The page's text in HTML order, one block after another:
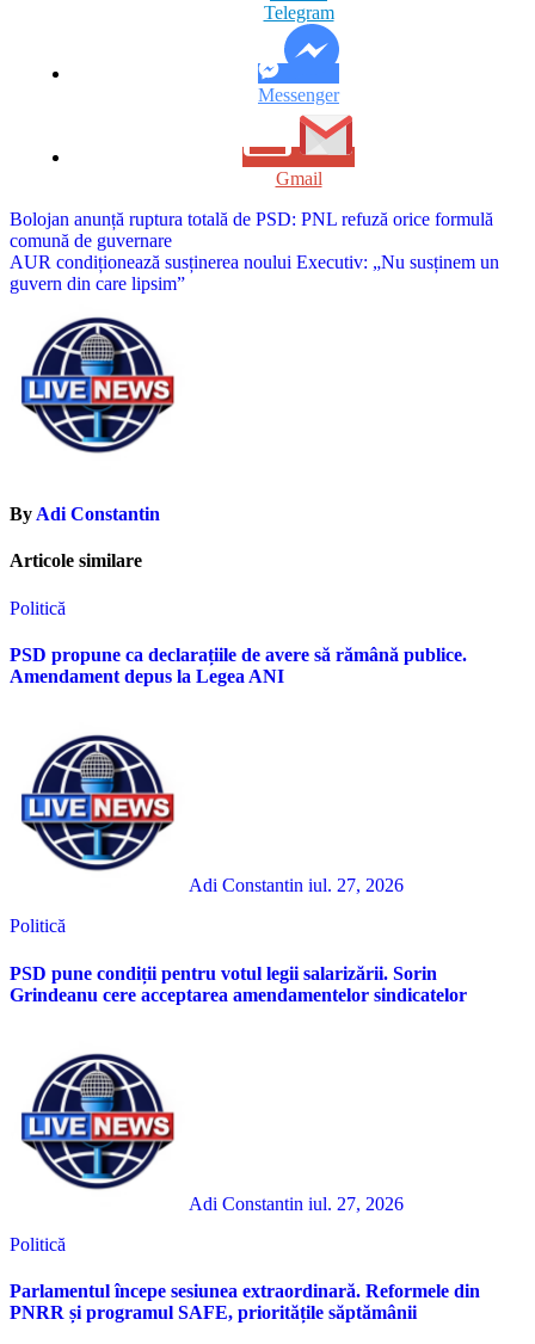
Telegram
Messenger
Gmail
Navigare
în
articole
Bolojan anunță ruptura totală de PSD: PNL refuză orice formulă
comună de guvernare
AUR condiționează susținerea noului Executiv: „Nu susținem un
guvern din care lipsim”
By Adi Constantin
Articole similare
Politică
PSD propune ca declarațiile de avere să rămână publice.
Amendament depus la Legea ANI
Adi Constantin iul. 27, 2026
Politică
PSD pune condiții pentru votul legii salarizării. Sorin
Grindeanu cere acceptarea amendamentelor sindicatelor
Adi Constantin iul. 27, 2026
Politică
Parlamentul începe sesiunea extraordinară. Reformele din
PNRR și programul SAFE, prioritățile săptămânii